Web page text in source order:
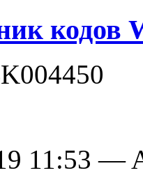
кодов
11:53 —